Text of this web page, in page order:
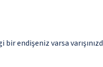
endişeniz varsa